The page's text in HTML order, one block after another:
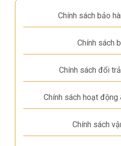
Chính sách bảo
Chính sách
Chính sách đổi
Chính sách hoạt động
Chính sách